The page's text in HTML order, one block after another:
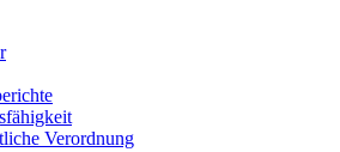
Verordnung